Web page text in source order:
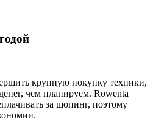
крупную покупку техники,
чем планируем. Rowenta
за шопинг, поэтому